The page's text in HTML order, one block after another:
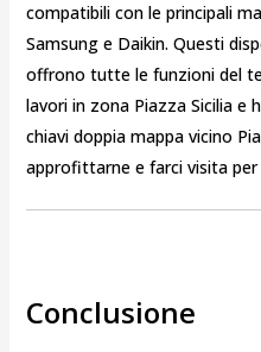
compatibili con le principali
Samsung e Daikin. Questi
offrono tutte le funzioni del
lavori in zona Piazza Sicilia e
chiavi doppia mappa vicino
approfittarne e farci visita per
Conclusione